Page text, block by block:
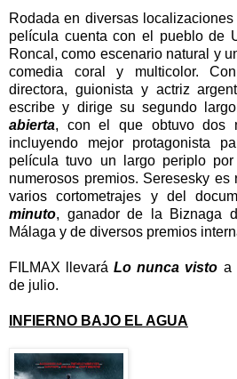
Rodada en diversas
película cuenta con el pueblo de
Roncal, como escenario natural y
comedia coral y multicolor.
directora, guionista y actriz
escribe y dirige su segundo
abierta, con el que obtuvo dos
incluyendo mejor protagonista
película tuvo un largo periplo por
numerosos premios. Seresesky es
varios cortometrajes y del
minuto, ganador de la Biznaga
Málaga y de diversos premios
FILMAX llevaráLo nunca visto a
de julio.
INFIERNO BAJO EL AGUA